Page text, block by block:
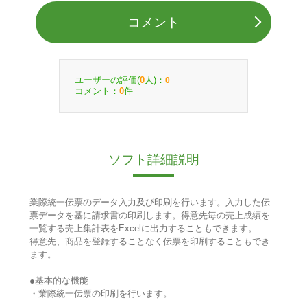
コメント
ユーザーの評価(0 人)： 0
コメント： 0件
ソフト詳細説明
業際統一伝票のデータ入力及び印刷を行います。入力した伝
票データを基に請求書の印刷します。得意先毎の売上成績を
一覧する売上集計表をExcelに出力することもできます。
得意先、商品を登録することなく伝票を印刷することもでき
ます。
●基本的な機能
・業際統一伝票の印刷を行います。